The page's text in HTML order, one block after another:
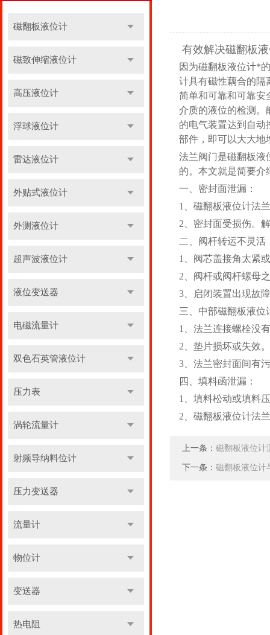
磁翻板液位计
磁致伸缩液位计
高压液位计
浮球液位计
雷达液位计
外贴式液位计
外测液位计
超声波液位计
液位变送器
电磁流量计
双色石英管液位计
压力表
涡轮流量计
射频导纳料位计
压力变送器
流量计
物位计
变送器
热电阻
有效解决磁翻板
因为磁翻板液位计*
计具有磁性藕合的隔
简单和可靠和可靠安
介质的液位的检测。
的电气装置达到自动
部件，即可以大大地
法兰阀门是磁翻板液
的。本文就是简要介
一、密封面泄漏：
1、磁翻板液位计法
2、密封面受损伤。
二、阀杆转运不灵活
1、阀芯盖接角太紧
2、阀杆或阀杆螺母
3、启闭装置出现故
三、中部磁翻板液位
1、法兰连接螺栓没
2、垫片损坏或失效
3、法兰密封面间有
四、填料函泄漏：
1、填料松动或填料
2、磁翻板液位计法
上一条： 磁翻板液位计
下一条： 磁翻板液位计